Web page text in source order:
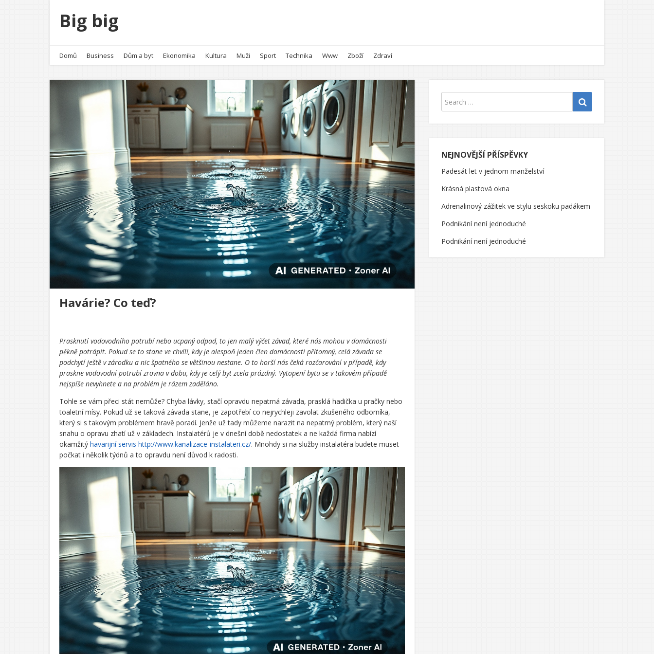
Big big
Domů Business Dům a byt Ekonomika Kultura Muži Sport Technika Www Zboží Zdraví
Havárie? Co teď?
Prasknutí vodovodního potrubí nebo ucpaný odpad, to jen malý výčet závad, které nás mohou v domácnosti
pěkně potrápit. Pokud se to stane ve chvíli, kdy je alespoň jeden člen domácnosti přítomný, celá závada se
podchytí ještě v zárodku a nic špatného se většinou nestane. O to horší nás čeká rozčarování v případě, kdy
praskne vodovodní potrubí zrovna v dobu, kdy je celý byt zcela prázdný. Vytopení bytu se v takovém případě
nejspíše nevyhnete a na problém je rázem zaděláno.
Tohle se vám přeci stát nemůže? Chyba lávky, stačí opravdu nepatrná závada, prasklá hadička u pračky nebo
toaletní mísy. Pokud už se taková závada stane, je zapotřebí co nejrychleji zavolat zkušeného odborníka,
který si s takovým problémem hravě poradí. Jenže už tady můžeme narazit na nepatrný problém, který naší
snahu o opravu zhatí už v základech. Instalatérů je v dnešní době nedostatek a ne každá firma nabízí
okamžitý havarijní servis http://www.kanalizace-instalateri.cz/. Mnohdy si na služby instalatéra budete muset
počkat i několik týdnů a to opravdu není důvod k radosti.
NEJNOVĚJŠÍ PŘÍSPĚVKY
Padesát let v jednom manželství
Krásná plastová okna
Adrenalinový zážitek ve stylu seskoku padákem
Podnikání není jednoduché
Podnikání není jednoduché